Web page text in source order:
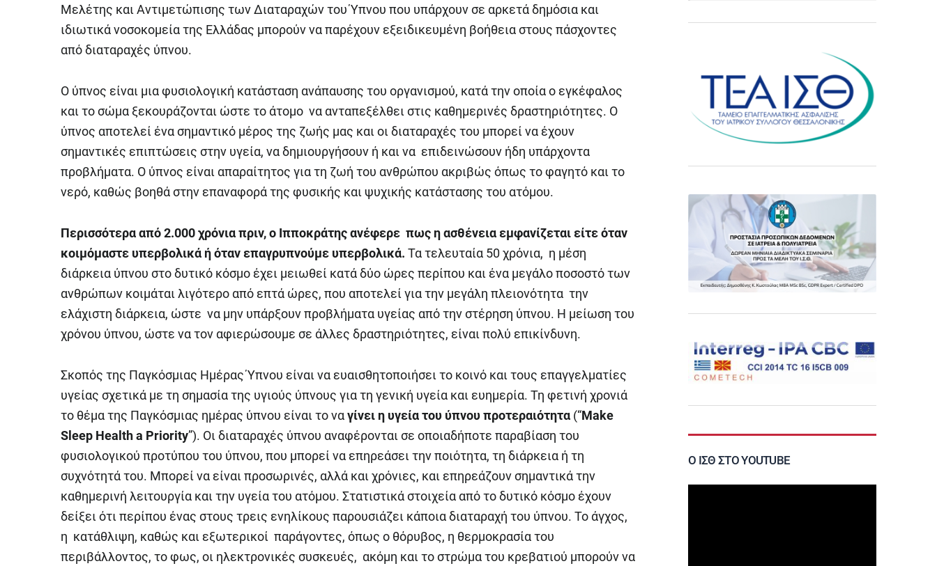
Μελέτης και Αντιμετώπισης των Διαταραχών του Ύπνου που υπάρχουν σε αρκετά δημόσια και
ιδιωτικά νοσοκομεία της Ελλάδας μπορούν να παρέχουν εξειδικευμένη βοήθεια στους πάσχοντες
από διαταραχές ύπνου.
Ο ύπνος είναι μια φυσιολογική κατάσταση ανάπαυσης του οργανισμού, κατά την οποία ο εγκέφαλος
και το σώμα ξεκουράζονται ώστε το άτομο να ανταπεξέλθει στις καθημερινές δραστηριότητες. Ο
ύπνος αποτελεί ένα σημαντικό μέρος της ζωής μας και οι διαταραχές του μπορεί να έχουν
σημαντικές επιπτώσεις στην υγεία, να δημιουργήσουν ή και να επιδεινώσουν ήδη υπάρχοντα
προβλήματα. Ο ύπνος είναι απαραίτητος για τη ζωή του ανθρώπου ακριβώς όπως το φαγητό και το
νερό, καθώς βοηθά στην επαναφορά της φυσικής και ψυχικής κατάστασης του ατόμου.
Περισσότερα από 2.000 χρόνια πριν, ο Ιπποκράτης ανέφερε πως η ασθένεια εμφανίζεται είτε όταν
κοιμόμαστε υπερβολικά ή όταν επαγρυπνούμε υπερβολικά. Τα τελευταία 50 χρόνια, η μέση
διάρκεια ύπνου στο δυτικό κόσμο έχει μειωθεί κατά δύο ώρες περίπου και ένα μεγάλο ποσοστό των
ανθρώπων κοιμάται λιγότερο από επτά ώρες, που αποτελεί για την μεγάλη πλειονότητα την
ελάχιστη διάρκεια, ώστε να μην υπάρξουν προβλήματα υγείας από την στέρηση ύπνου. Η μείωση του
χρόνου ύπνου, ώστε να τον αφιερώσουμε σε άλλες δραστηριότητες, είναι πολύ επικίνδυνη.
Σκοπός της Παγκόσμιας Ημέρας Ύπνου είναι να ευαισθητοποιήσει το κοινό και τους επαγγελματίες
υγείας σχετικά με τη σημασία της υγιούς ύπνους για τη γενική υγεία και ευημερία. Τη φετινή χρονιά
το θέμα της Παγκόσμιας ημέρας ύπνου είναι το ναγίνει η υγεία του ύπνου προτεραιότητα (“Make
Sleep Health a Priority”). Οι διαταραχές ύπνου αναφέρονται σε οποιαδήποτε παραβίαση του
φυσιολογικού προτύπου του ύπνου, που μπορεί να επηρεάσει την ποιότητα, τη διάρκεια ή τη
συχνότητά του. Μπορεί να είναι προσωρινές, αλλά και χρόνιες, και επηρεάζουν σημαντικά την
καθημερινή λειτουργία και την υγεία του ατόμου. Στατιστικά στοιχεία από το δυτικό κόσμο έχουν
δείξει ότι περίπου ένας στους τρεις ενηλίκους παρουσιάζει κάποια διαταραχή του ύπνου. Το άγχος,
η κατάθλιψη, καθώς και εξωτερικοί παράγοντες, όπως ο θόρυβος, η θερμοκρασία του
περιβάλλοντος, το φως, οι ηλεκτρονικές συσκευές, ακόμη και το στρώμα του κρεβατιού μπορούν να
Ο ΙΣΘ ΣΤΟ YOUTUBE